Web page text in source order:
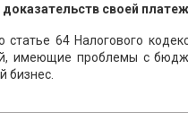
доказательств своей
статье 64 Налогового
имеющие проблемы с
бизнес.